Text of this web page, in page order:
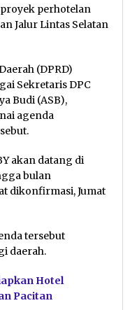
proyek perhotelan
Jalur Lintas Selatan
(DPRD)
Sekretaris DPC
Budi (ASB),
agenda
akan datang di
bulan
dikonfirmasi, Jumat
tersebut
daerah.
Hotel
Pacitan